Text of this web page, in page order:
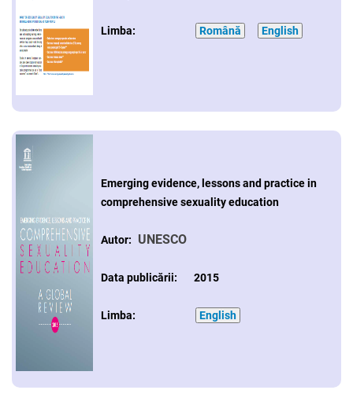
Limba: Română English
Emerging evidence, lessons and practice in
comprehensive sexuality education
Autor: UNESCO
Data publicării: 2015
Limba: English